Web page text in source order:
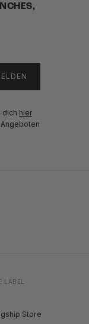
LABEL
Store
dich hier